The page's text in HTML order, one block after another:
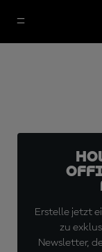
Erstelle jetzt
zu
Newsletter,